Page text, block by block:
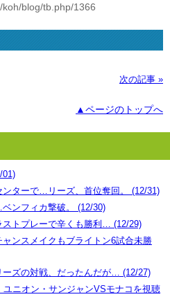
blog/tb.php/1366
次の記事 »
▲ページのトップへ
01)
ンターで…リーズ、首位奪回。 (12/31)
ンフィカ撃破。 (12/30)
トプレーで辛くも勝利… (12/29)
ンスメイクもブライトン6試合未勝
ズの対戦、だったんだが… (12/27)
ニオン・サンジャンVSモナコを視聴